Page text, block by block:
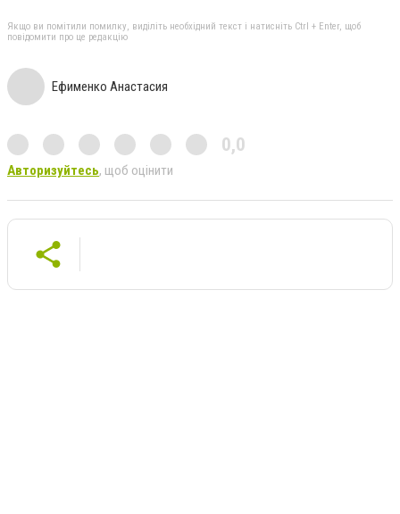
Якщо ви помітили помилку, виділіть необхідний текст і натисніть Ctrl + Enter, щоб
повідомити про це редакцію
Ефименко Анастасия
0,0
Авторизуйтесь, щоб оцінити